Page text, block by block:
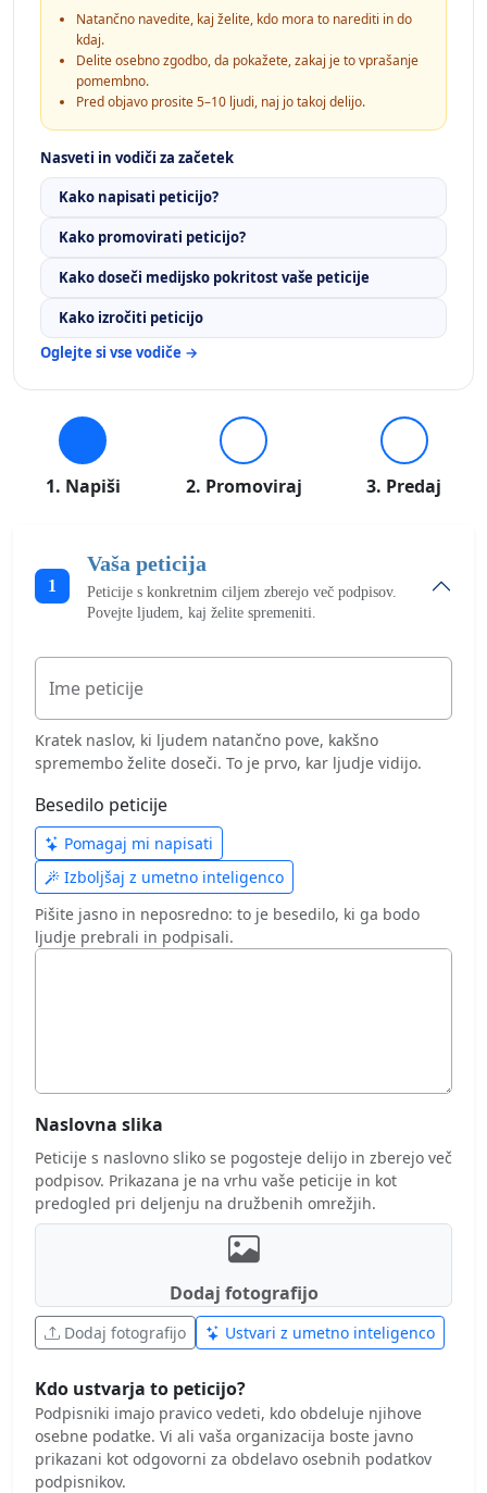
1. Napiši 2. Promoviraj 3. Predaj
1
Vaša peticija
Peticije s konkretnim ciljem zberejo več podpisov.
Povejte ljudem, kaj želite spremeniti.
Ime peticije
Kratek naslov, ki ljudem natančno pove, kakšno
spremembo želite doseči. To je prvo, kar ljudje vidijo.
Besedilo peticije
Pomagaj mi napisati
Izboljšaj z umetno inteligenco
Pišite jasno in neposredno: to je besedilo, ki ga bodo
ljudje prebrali in podpisali.
Naslovna slika
Peticije s naslovno sliko se pogosteje delijo in zberejo več
podpisov. Prikazana je na vrhu vaše peticije in kot
predogled pri deljenju na družbenih omrežjih.
Dodaj fotografijo
Dodaj fotografijo Ustvari z umetno inteligenco
Kdo ustvarja to peticijo?
Podpisniki imajo pravico vedeti, kdo obdeluje njihove
osebne podatke. Vi ali vaša organizacija boste javno
prikazani kot odgovorni za obdelavo osebnih podatkov
podpisnikov.
Natančno navedite, kaj želite, kdo mora to narediti in do
kdaj.
Delite osebno zgodbo, da pokažete, zakaj je to vprašanje
pomembno.
Pred objavo prosite 5–10 ljudi, naj jo takoj delijo.
Nasveti in vodiči za začetek
Kako napisati peticijo?
Kako promovirati peticijo?
Kako doseči medijsko pokritost vaše peticije
Kako izročiti peticijo
Oglejte si vse vodiče →